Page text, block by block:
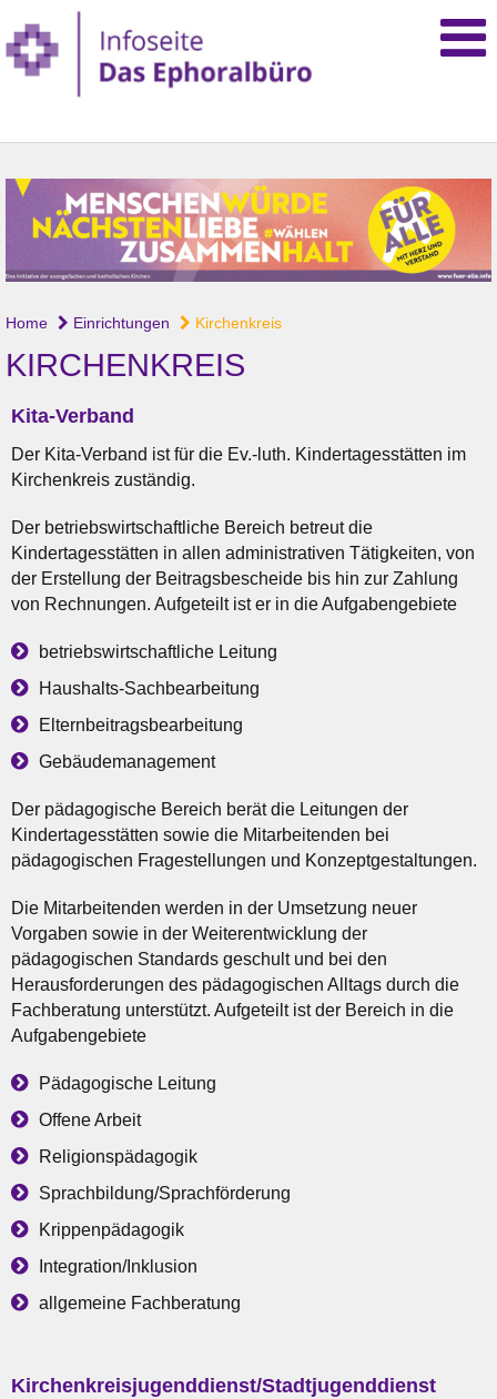
Home Einrichtungen Kirchenkreis
KIRCHENKREIS
Kita-Verband
Der Kita-Verband ist für die Ev.-luth. Kindertagesstätten im
Kirchenkreis zuständig.
Der betriebswirtschaftliche Bereich betreut die
Kindertagesstätten in allen administrativen Tätigkeiten, von
der Erstellung der Beitragsbescheide bis hin zur Zahlung
von Rechnungen. Aufgeteilt ist er in die Aufgabengebiete
betriebswirtschaftliche Leitung
Haushalts-Sachbearbeitung
Elternbeitragsbearbeitung
Gebäudemanagement
Der pädagogische Bereich berät die Leitungen der
Kindertagesstätten sowie die Mitarbeitenden bei
pädagogischen Fragestellungen und Konzeptgestaltungen.
Die Mitarbeitenden werden in der Umsetzung neuer
Vorgaben sowie in der Weiterentwicklung der
pädagogischen Standards geschult und bei den
Herausforderungen des pädagogischen Alltags durch die
Fachberatung unterstützt. Aufgeteilt ist der Bereich in die
Aufgabengebiete
Pädagogische Leitung
Offene Arbeit
Religionspädagogik
Sprachbildung/Sprachförderung
Krippenpädagogik
Integration/Inklusion
allgemeine Fachberatung
Kirchenkreisjugenddienst/Stadtjugenddienst